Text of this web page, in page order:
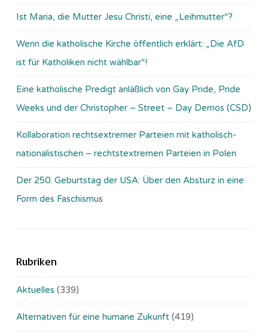
Ist Maria, die Mutter Jesu Christi, eine „Leihmutter“?
Wenn die katholische Kirche öffentlich erklärt: „Die AfD
ist für Katholiken nicht wählbar“!
Eine katholische Predigt anläßlich von Gay Pride, Pride
Weeks und der Christopher – Street – Day Demos (CSD)
Kollaboration rechtsextremer Parteien mit katholisch-
nationalistischen – rechtstextremen Parteien in Polen
Der 250. Geburtstag der USA: Über den Absturz in eine
Form des Faschismus
Rubriken
Aktuelles (339)
Alternativen für eine humane Zukunft (419)